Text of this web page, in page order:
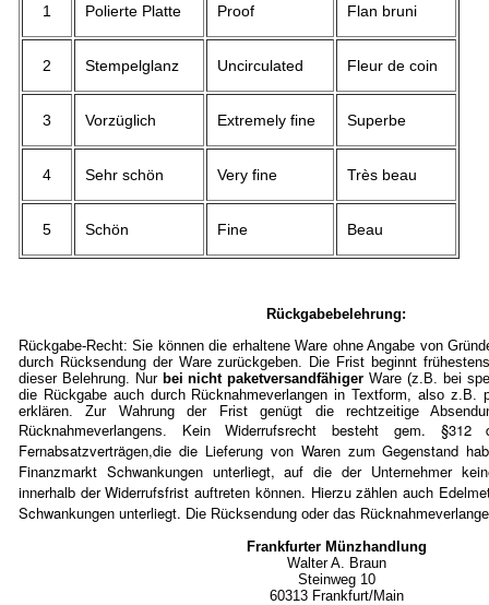
1 Polierte Platte Proof Flan bruni
2 Stempelglanz Uncirculated Fleur de coin
3 Vorzüglich Extremely fine Superbe
4 Sehr schön Very fine Très beau
5 Schön Fine Beau
Rückgabebelehrung:
Rückgabe-Recht: Sie können die erhaltene Ware ohne Angabe von
durch Rücksendung der Ware zurückgeben. Die Frist beginnt
dieser Belehrung. Nur bei nicht paketversandfähiger Ware (z.B. bei
die Rückgabe auch durch Rücknahmeverlangen in Textform, also z.B.
erklären. Zur Wahrung der Frist genügt die rechtzeitige
Rücknahmeverlangens. Kein Widerrufsrecht besteht gem.
Fernabsatzverträgen,die die Lieferung von Waren zum Gegenstand
Finanzmarkt Schwankungen unterliegt, auf die der Unternehmer
innerhalb der Widerrufsfrist auftreten können. Hierzu zählen auch
Schwankungen unterliegt. Die Rücksendung oder das
Frankfurter Münzhandlung
Walter A. Braun
Steinweg 10
60313 Frankfurt/Main